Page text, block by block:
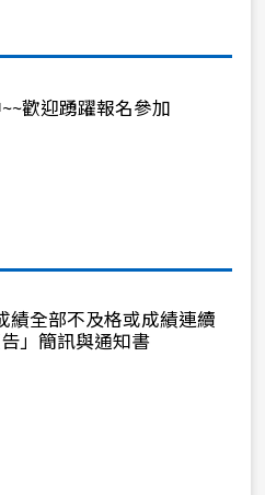
歡迎踴躍報名參加
績全部不及格或成績連續
」簡訊與通知書